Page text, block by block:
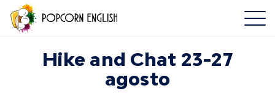
Hike and Chat 23-27
agosto